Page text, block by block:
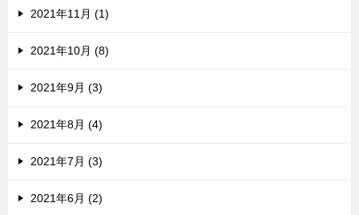
2021年11月 (1)
2021年10月 (8)
2021年9月 (3)
2021年8月 (4)
2021年7月 (3)
2021年6月 (2)